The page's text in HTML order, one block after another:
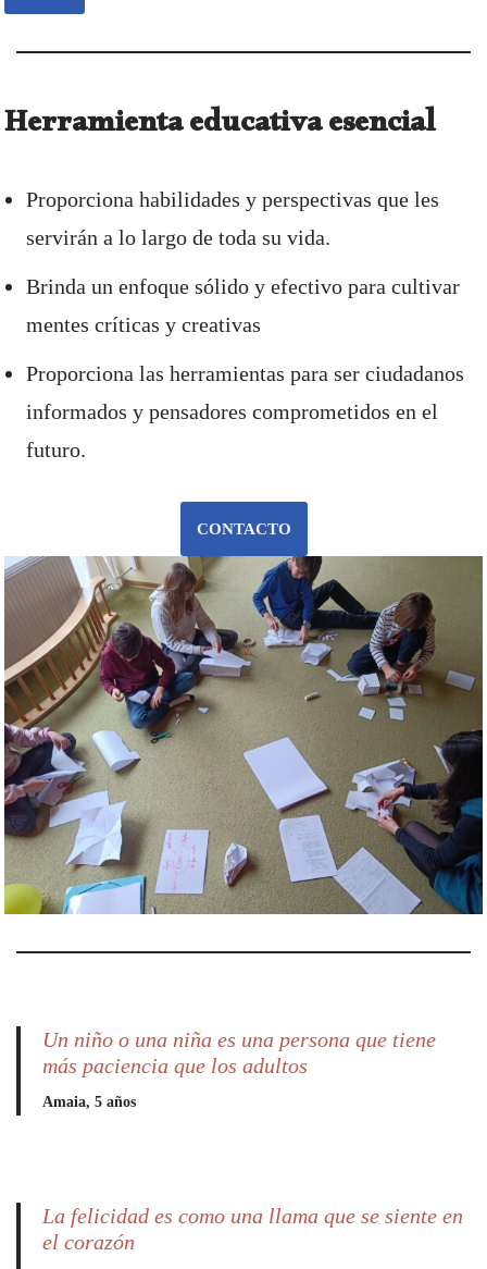
Herramienta educativa esencial
Proporciona habilidades y perspectivas que les
servirán a lo largo de toda su vida.
Brinda un enfoque sólido y efectivo para cultivar
mentes críticas y creativas
Proporciona las herramientas para ser ciudadanos
informados y pensadores comprometidos en el
futuro.
CONTACTO
Un niño o una niña es una persona que tiene
más paciencia que los adultos
Amaia, 5 años
La felicidad es como una llama que se siente en
el corazón